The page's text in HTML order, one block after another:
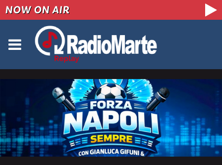
NOW ON AIR